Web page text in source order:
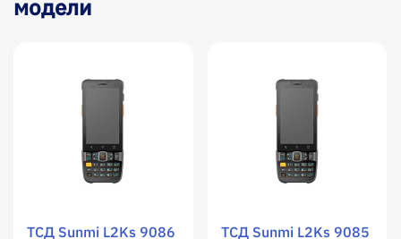
модели
ТСД Sunmi L2Ks 9086
ТСД Sunmi L2Ks 9085